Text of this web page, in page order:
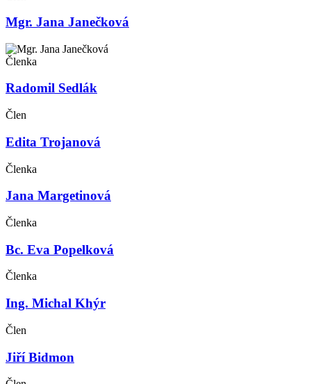
Mgr. Jana Janečková
Členka
Radomil Sedlák
Člen
Edita Trojanová
Členka
Jana Margetinová
Členka
Bc. Eva Popelková
Členka
Ing. Michal Khýr
Člen
Jiří Bidmon